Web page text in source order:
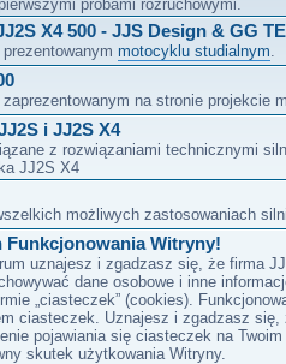
próbami rozruchowymi.
X4 500 - JJS Design & GG
motocyklu studialnym
na stronie projekcie
i JJ2S X4
z rozwiązaniami technicznymi
JJ2S X4
możliwych zastosowaniach
Funkcjonowania Witryny!
uznajesz i zgadzasz się, że firma
dane osobowe i inne
„ciasteczek” (cookies).
ciasteczek. Uznajesz i zgadzasz się,
pojawiania się ciasteczek na
skutek użytkowania Witryny.